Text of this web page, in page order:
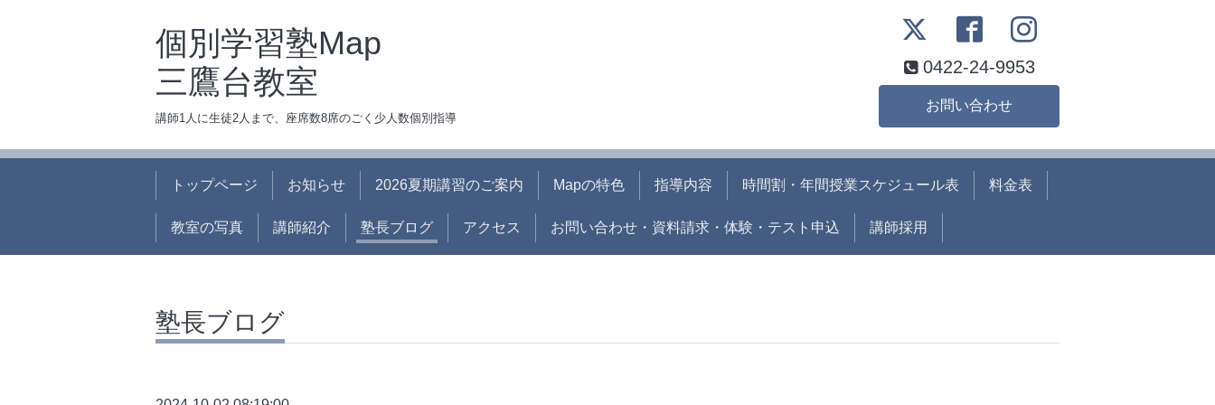
個別学習塾Map
三鷹台教室
講師1人に生徒2人まで、座席数8席のごく少人数個別指導
0422-24-9953
お問い合わせ
トップページ お知らせ 2026夏期講習のご案内 Mapの特色 指導内容 時間割・年間授業スケジュール表 料金表
教室の写真 講師紹介 塾長ブログ アクセス お問い合わせ・資料請求・体験・テスト申込 講師採用
塾長ブログ